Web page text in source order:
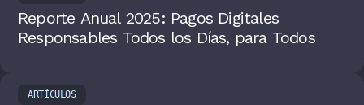
Reporte Anual 2025: Pagos Digitales
Responsables Todos los Días, para Todos
ARTÍCULOS